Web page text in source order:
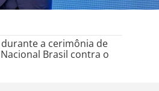
a cerimônia de
Brasil contra o